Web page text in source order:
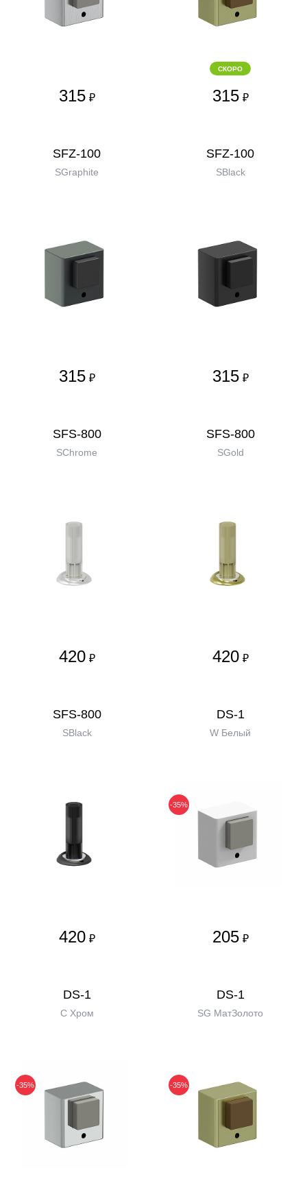
315 ₽
СКОРО
315 ₽
SFZ-100
SGraphite
315 ₽
SFZ-100
SBlack
315 ₽
SFS-800
SChrome
420 ₽
SFS-800
SGold
420 ₽
SFS-800
SBlack
420 ₽
DS-1
W Белый
-35%
205 ₽
DS-1
C Хром
-35%
DS-1
SG МатЗолото
-35%